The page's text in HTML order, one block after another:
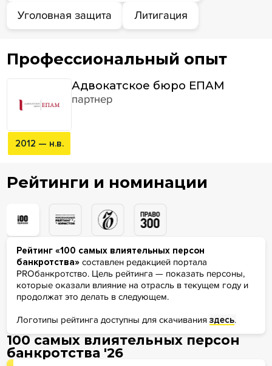
Уголовная защита Литигация
Профессиональный опыт
2012 — н.в.
Адвокатское бюро ЕПАМ
партнер
Рейтинги и номинации
Рейтинг «100 самых влиятельных персон
банкротства»составлен редакцией портала
PROбанкротство. Цель рейтинга — показать персоны,
которые оказали влияние на отрасль в текущем году и
продолжат это делать в следующем.
Логотипы рейтинга доступны для скачивания здесь.
100 самых влиятельных персон
банкротства '26